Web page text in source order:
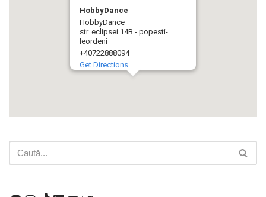
HobbyDance
HobbyDance
str. eclipsei 14B - popesti-
leordeni
+40722888094
Get Directions